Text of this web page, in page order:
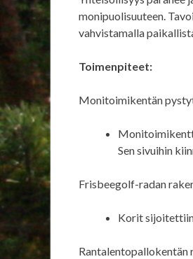
monipuolisuuteen.
vahvistamalla
Toimenpiteet:
Monitoimikentän
Sen sivuihin
Frisbeegolf-radan
Korit sijoitettiin
Rantalentopallokentän